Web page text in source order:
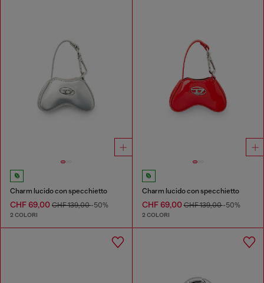
Charm lucido con specchietto
CHF 69,00 CHF 139,00-50%
2 COLORI
Charm lucido con specchietto
CHF 69,00CHF 139,00-50%
2 COLORI